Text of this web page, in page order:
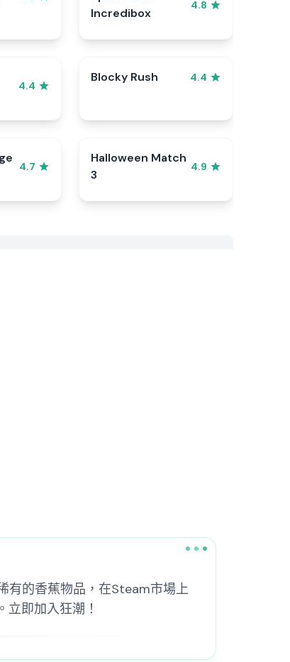
Incredibox
4.8
4.4
Blocky Rush 4.4
4.7
Halloween Match
3
4.9
有的香蕉物品，在Steam市場上
即加入狂潮！